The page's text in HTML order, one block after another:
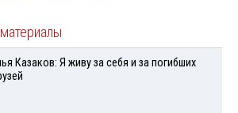
Казаков: Я живу за себя и за погибших